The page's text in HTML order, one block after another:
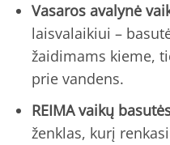
Vasaros avalynė
laisvalaikiui –
žaidimams kieme,
prie vandens.
REIMA vaikų
ženklas, kurį